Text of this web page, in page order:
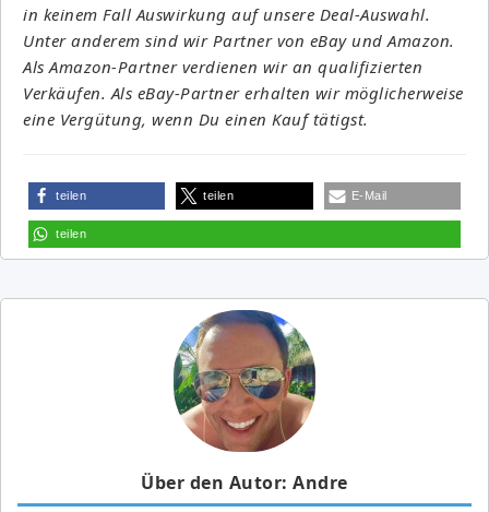
in keinem Fall Auswirkung auf unsere Deal-Auswahl.
Unter anderem sind wir Partner von eBay und Amazon.
Als Amazon-Partner verdienen wir an qualifizierten
Verkäufen. Als eBay-Partner erhalten wir möglicherweise
eine Vergütung, wenn Du einen Kauf tätigst.
teilen teilen E-Mail
teilen
Über den Autor: Andre